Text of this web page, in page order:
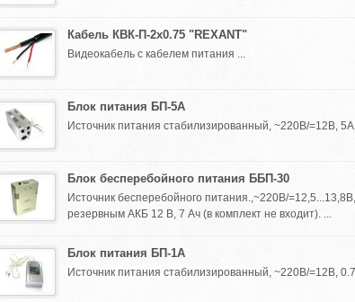
Кабель КВК-П-2х0.75 "REXANT"
Видеокабель с кабелем питания ...
Блок питания БП-5А
Источник питания стабилизированный, ~220В/=12В,
Блок бесперебойного питания ББП-30
Источник бесперебойного питания.,~220В/
резервным АКБ 12 В, 7 Ач (в комплект не входит). ...
Блок питания БП-1А
Источник питания стабилизированный, ~220В/=12В,